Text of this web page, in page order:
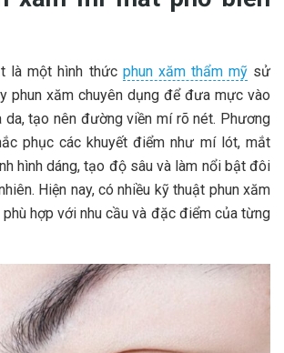
là một hình thức phun xăm thẩm mỹsử
phun xăm chuyên dụng để đưa mực vào
tạo nên đường viền mí rõ nét. Phương
phục các khuyết điểm như mí lót, mắt
hình dáng, tạo độ sâu và làm nổi bật đôi
Hiện nay, có nhiều kỹ thuật phun xăm
hợp với nhu cầu và đặc điểm của từng